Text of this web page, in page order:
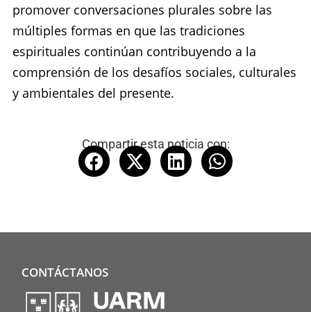
promover conversaciones plurales sobre las
múltiples formas en que las tradiciones
espirituales continúan contribuyendo a la
comprensión de los desafíos sociales, culturales
y ambientales del presente.
Compartir esta noticia con:
CONTÁCTANOS